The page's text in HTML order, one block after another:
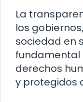
La
los
sociedad en
fundamental
derechos
y protegidos